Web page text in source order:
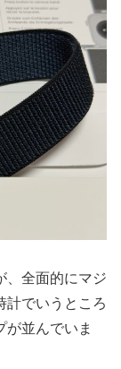
全面的にマジ
計でいうところ
が並んでいま